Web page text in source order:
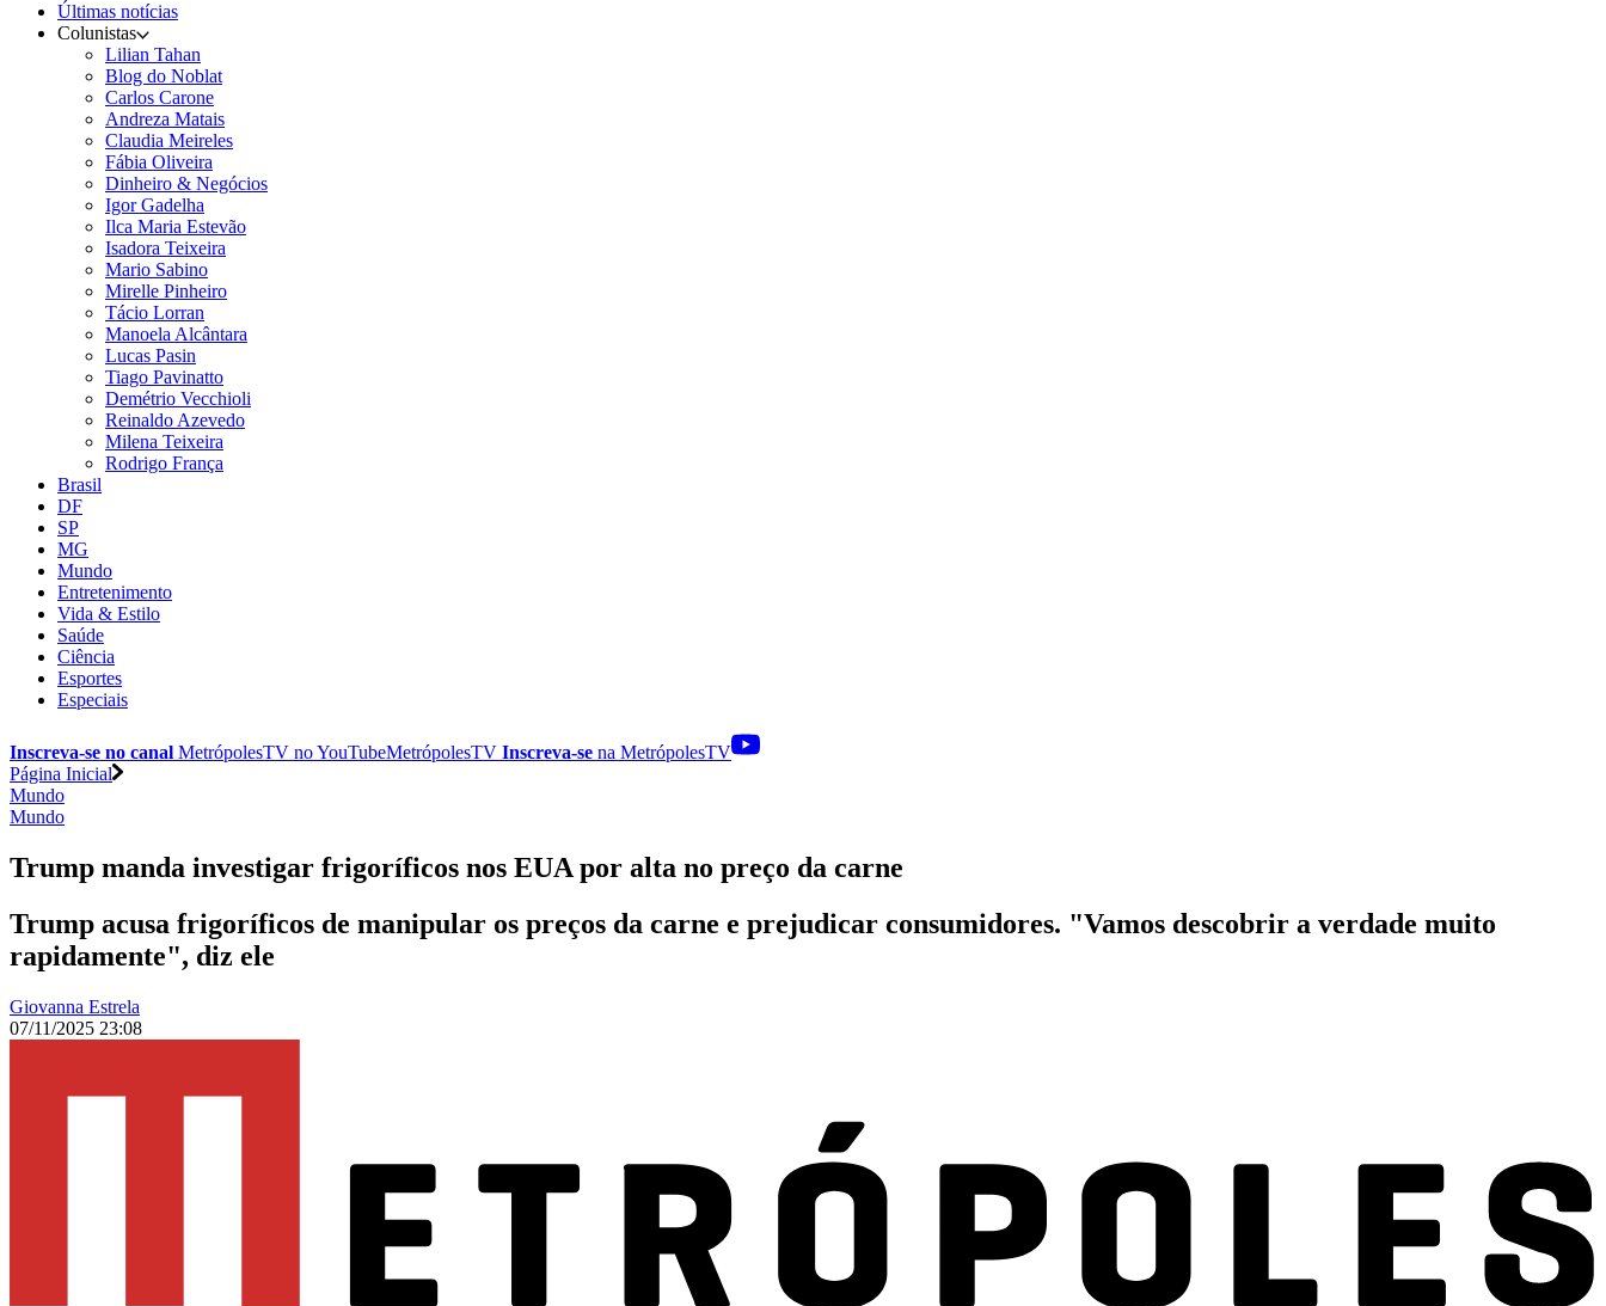
Últimas notícias
Colunistas
Lilian Tahan
Blog do Noblat
Carlos Carone
Andreza Matais
Claudia Meireles
Fábia Oliveira
Dinheiro & Negócios
Igor Gadelha
Ilca Maria Estevão
Isadora Teixeira
Mario Sabino
Mirelle Pinheiro
Tácio Lorran
Manoela Alcântara
Lucas Pasin
Tiago Pavinatto
Demétrio Vecchioli
Reinaldo Azevedo
Milena Teixeira
Rodrigo França
Brasil
DF
SP
MG
Mundo
Entretenimento
Vida & Estilo
Saúde
Ciência
Esportes
Especiais
Inscreva-se no canal MetrópolesTV noYouTubeMetrópolesTV Inscreva-se na MetrópolesTV
Página Inicial
Mundo
Mundo
Trump manda investigar frigoríficos nos EUA por alta no preço da carne
Trump acusa frigoríficos de manipular os preços da carne e prejudicar consumidores. "Vamos descobrir a verdade muito
rapidamente", diz ele
Giovanna Estrela
07/11/2025 23:08